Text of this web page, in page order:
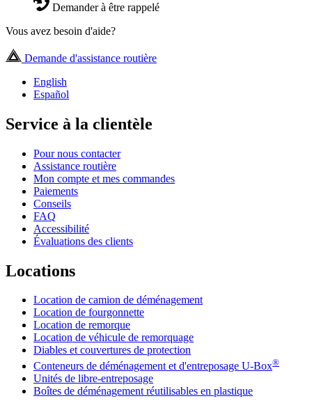
Demander à être rappelé
Vous avez besoin d'aide?
Demande d'assistance routière
English
Español
Service à la clientèle
Pour nous contacter
Assistance routière
Mon compte et mes commandes
Paiements
Conseils
FAQ
Accessibilité
Évaluations des clients
Locations
Location de camion de déménagement
Location de fourgonnette
Location de remorque
Location de véhicule de remorquage
Diables et couvertures de protection
Conteneurs de déménagement et d'entreposage U-Box®
Unités de libre-entreposage
Boîtes de déménagement réutilisables en plastique